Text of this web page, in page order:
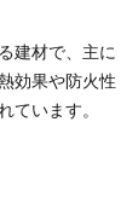
建材で、主に
効果や防火性
ています。